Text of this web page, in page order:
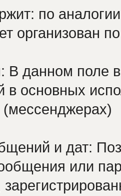
по
организован
В данном поле
в основных
и дат:
или